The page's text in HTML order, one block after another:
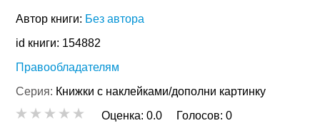
Автор книги: Без автора
id книги: 154882
Правообладателям
Серия: Книжки с наклейками/дополни картинку
Оценка:0.0 Голосов:0